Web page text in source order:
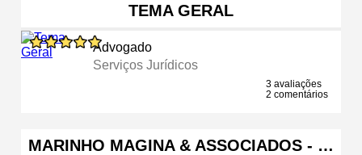
TEMA GERAL
Advogado
Serviços Jurídicos
3 avaliações
2 comentários
MARINHO MAGINA & ASSOCIADOS - …